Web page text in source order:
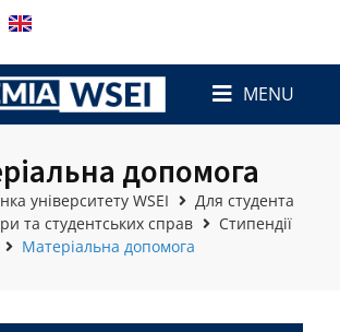
MENU
допомога
університету WSEI
Для студента
та студентських справ
Стипендії
Матеріальна допомога